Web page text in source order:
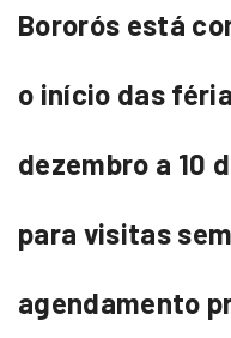
Bororós está
o início das
dezembro a 10
para visitas
agendamento